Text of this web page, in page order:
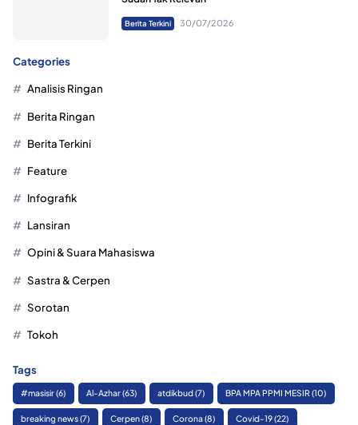
Berita Terkini 30/07/2026
Categories
Analisis Ringan
Berita Ringan
Berita Terkini
Feature
Infografik
Lansiran
Opini & Suara Mahasiswa
Sastra & Cerpen
Sorotan
Tokoh
Tags
#masisir(6) Al-Azhar(63) atdikbud(7) BPA MPA PPMI MESIR(10)
breaking news(7) Cerpen(8) Corona(8) Covid-19(22)